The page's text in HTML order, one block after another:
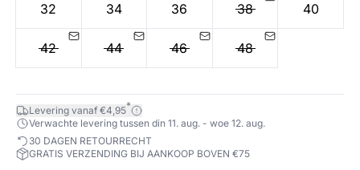
32 34 36 38 40
42 44 46 48
Levering vanaf €4,95*
Verwachte levering tussen din 11. aug. - woe 12. aug.
30 DAGEN RETOURRECHT
GRATIS VERZENDING BIJ AANKOOP BOVEN €75